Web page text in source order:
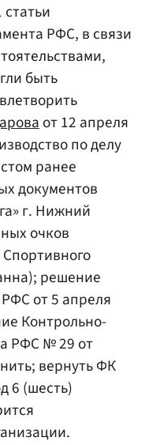
РФС, в связи
быть
от 12 апреля
по делу
ранее
документов
г. Нижний
очков
решение
от 5 апреля
Контрольно-
РФС № 29 от
вернуть ФК
6 (шесть)